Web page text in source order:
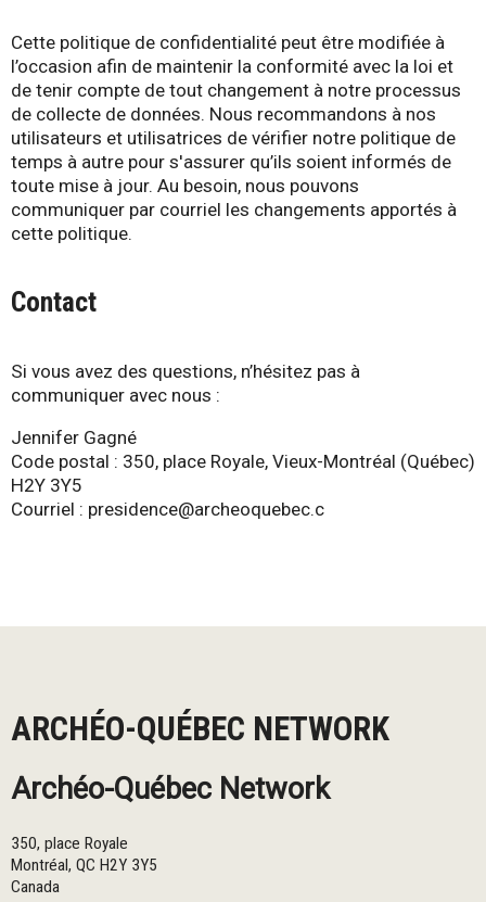
Cette politique de confidentialité peut être modifiée à
l’occasion afin de maintenir la conformité avec la loi et
de tenir compte de tout changement à notre processus
de collecte de données. Nous recommandons à nos
utilisateurs et utilisatrices de vérifier notre politique de
temps à autre pour s'assurer qu’ils soient informés de
toute mise à jour. Au besoin, nous pouvons
communiquer par courriel les changements apportés à
cette politique.
Contact
Si vous avez des questions, n’hésitez pas à
communiquer avec nous :
Jennifer Gagné
Code postal : 350, place Royale, Vieux-Montréal (Québec)
H2Y 3Y5
Courriel : presidence@archeoquebec.c
ARCHÉO-QUÉBEC NETWORK
Archéo-Québec Network
350, place Royale
Montréal, QC H2Y 3Y5
Canada